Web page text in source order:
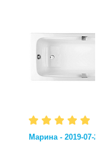
Марина - 2019-07-